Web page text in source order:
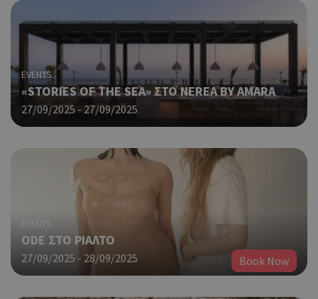
EVENTS
«STORIES OF THE SEA» ΣΤΟ NEREA BY AMARA
27/09/2025 - 27/09/2025
EVENTS
ODE ΣΤΟ ΡΙΑΛΤΟ
27/09/2025 - 28/09/2025 Book Now